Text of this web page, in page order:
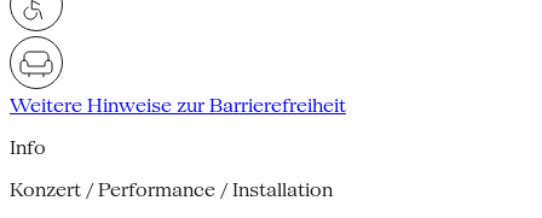
Weitere Hinweise zur Barrierefreiheit
Info
Konzert / Performance / Installation